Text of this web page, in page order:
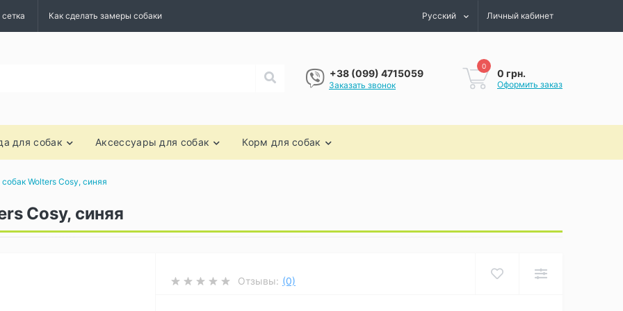
Как сделать замеры собаки Русский Личный кабинет
+38 (099) 4715059
Заказать звонок
0
0 грн.
Оформить заказ
для собак Аксессуары для собак Корм для собак
Wolters Cosy, синяя
Cosy, синяя
Отзывы: (0)